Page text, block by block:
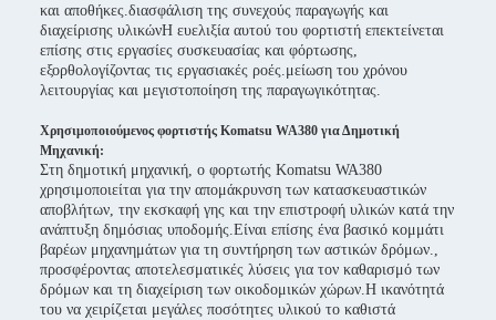
και αποθήκες.διασφάλιση της συνεχούς παραγωγής και
διαχείρισης υλικώνΗ ευελιξία αυτού του φορτιστή επεκτείνεται
επίσης στις εργασίες συσκευασίας και φόρτωσης,
εξορθολογίζοντας τις εργασιακές ροές.μείωση του χρόνου
λειτουργίας και μεγιστοποίηση της παραγωγικότητας.
Χρησιμοποιούμενος φορτιστής Komatsu WA380 για Δημοτική
Μηχανική:
Στη δημοτική μηχανική, ο φορτωτής Komatsu WA380
χρησιμοποιείται για την απομάκρυνση των κατασκευαστικών
αποβλήτων, την εκσκαφή γης και την επιστροφή υλικών κατά την
ανάπτυξη δημόσιας υποδομής.Είναι επίσης ένα βασικό κομμάτι
βαρέων μηχανημάτων για τη συντήρηση των αστικών δρόμων.,
προσφέροντας αποτελεσματικές λύσεις για τον καθαρισμό των
δρόμων και τη διαχείριση των οικοδομικών χώρων.Η ικανότητά
του να χειρίζεται μεγάλες ποσότητες υλικού το καθιστά